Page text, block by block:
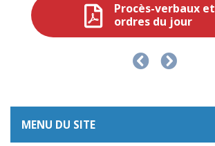
Procès-verbaux et
ordres du jour
MENU DU SITE